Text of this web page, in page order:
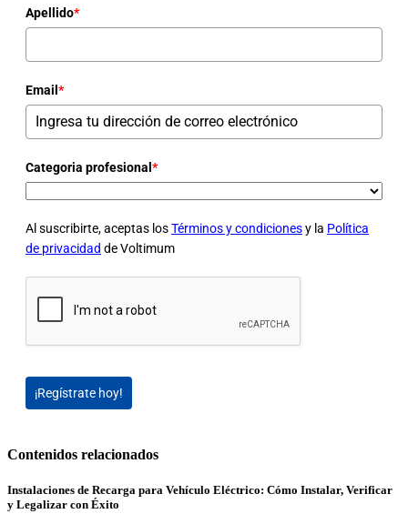
Apellido*
Email *
Categoria profesional *
Al suscribirte, aceptas losTérminos y condicionesy la Política
de privacidad de Voltimum
¡Regístrate hoy!
Contenidos relacionados
Instalaciones de Recarga para Vehículo Eléctrico: Cómo Instalar, Verificar
y Legalizar con Éxito